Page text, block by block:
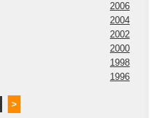
2006
2004
2002
2000
1998
1996
>